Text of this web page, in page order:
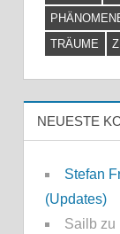
TRÄUME
NEUESTE
Stefan
(Updates)
Sailb zu